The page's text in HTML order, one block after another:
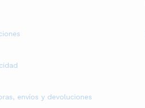
envíos y devoluciones